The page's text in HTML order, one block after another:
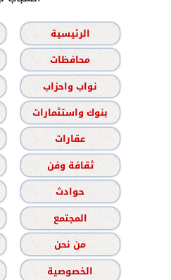
الرئيسية
محافظات
نواب واحزاب
بنوك واستثمارات
عقارات
ثقافة وفن
حوادث
المجتمع
من نحن
الخصوصية